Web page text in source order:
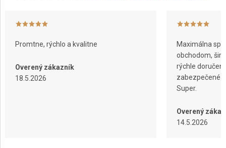
Promtne, rýchlo a kvalitne
Overený zákazník
18.5.2026
Maximálna
obchodom,
rýchle
zabezpečené
Super.
Overený
14.5.2026